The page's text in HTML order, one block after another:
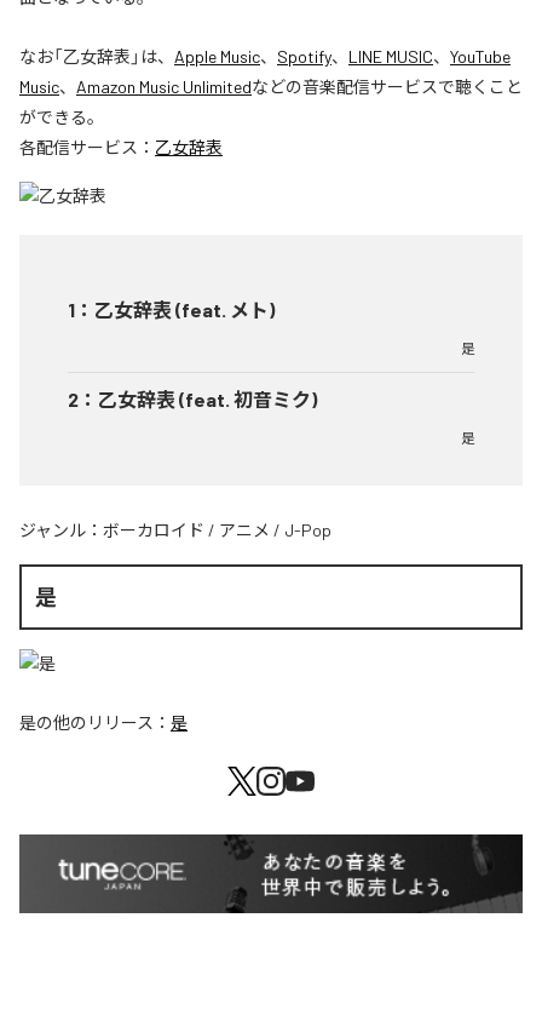
なお「乙女辞表 」は、 Apple Music、 Spotify、 LINE MUSIC、 YouTube
Music、 Amazon Music Unlimitedなどの音楽配信サービスで聴くこと
ができる。
各配信サービス： 乙女辞表
1 ： 乙女辞表 (feat. メト)
是
2 ： 乙女辞表 (feat. 初音ミク)
是
ジャンル： ボーカロイド / アニメ / J-Pop
是
是の他のリリース： 是